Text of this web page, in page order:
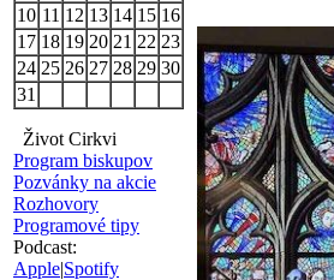
10 11 12 13 14 15 16
17 18 19 20 21 22 23
24 25 26 27 28 29 30
31
Život Cirkvi
Program biskupov
Pozvánky na akcie
Rozhovory
Programové tipy
Podcast:
Apple|Spotify